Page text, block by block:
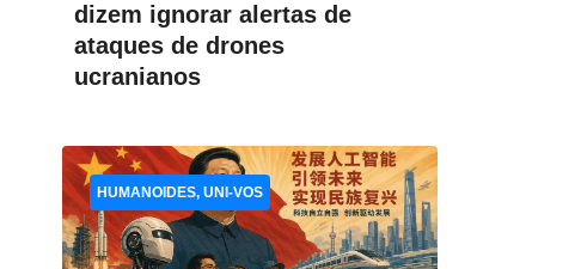
dizem ignorar alertas de
ataques de drones
ucranianos
HUMANOIDES, UNI-VOS